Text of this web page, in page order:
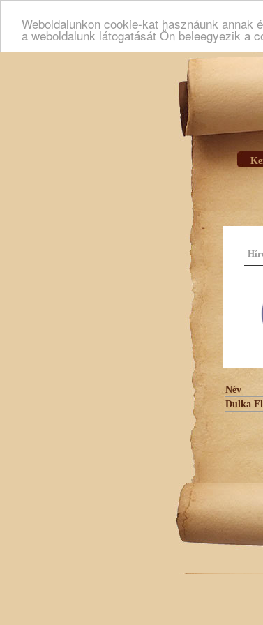
Weboldalunkon cookie-kat hasznáunk
a weboldalunk látogatását Ön beleegyezik a
Név
Dulka